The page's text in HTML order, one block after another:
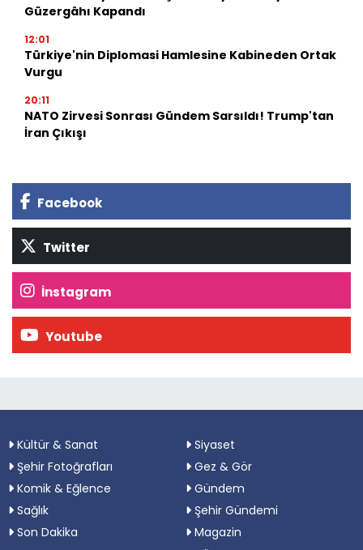
Güzergâhı Kapandı
12:01
Türkiye'nin Diplomasi Hamlesine Kabineden Ortak
Vurgu
20:11
NATO Zirvesi Sonrası Gündem Sarsıldı! Trump'tan
İran Çıkışı
Facebook
Twitter
İnstagram
Youtube
Kültür & Sanat
Siyaset
Şehir Fotoğrafları
Gez & Gör
Komik & Eğlence
Gündem
Sağlık
Şehir Gündemi
Son Dakika
Magazin